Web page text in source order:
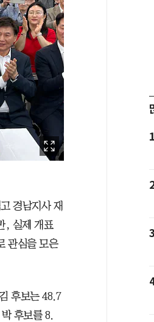
경남지사 재
, 실제 개표
관심을 모은
후보는 48.7
후보를 8.
1
3